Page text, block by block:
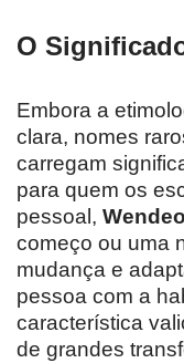
O
Embora a
clara, nomes
carregam
para quem os
pessoal, Wendeo
começo ou uma
mudança e
pessoa com a
característica
de grandes